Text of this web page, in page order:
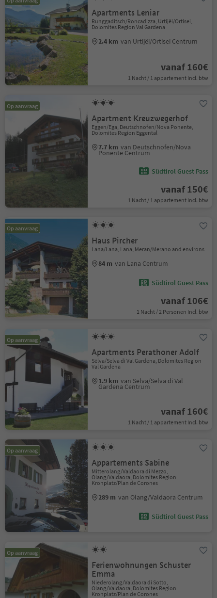
Apartments Leniar
Runggaditsch/Roncadizza, Urtijëi/Ortisei,
Dolomites Region Val Gardena
2.4 km van Urtijëi/Ortisei Centrum
vanaf 160€
1 Nacht / 1 appartement Incl. btw
Op aanvraag
Apartment Kreuzwegerhof
Eggen/Ega, Deutschnofen/Nova Ponente,
Dolomites Region Eggental
7.7 km van Deutschnofen/Nova
Ponente Centrum
Südtirol Guest Pass
vanaf 150€
1 Nacht / 1 appartement Incl. btw
Op aanvraag
Haus Pircher
Lana/Lana, Lana, Meran/Merano and environs
84 m van Lana Centrum
Südtirol Guest Pass
vanaf 106€
1 Nacht / 2 Personen Incl. btw
Op aanvraag
Apartments Perathoner Adolf
Sëlva/Selva di Val Gardena, Dolomites Region
Val Gardena
1.9 km van Sëlva/Selva di Val
Gardena Centrum
vanaf 160€
1 Nacht / 1 appartement Incl. btw
Op aanvraag
Appartements Sabine
Mitterolang/Valdaora di Mezzo,
Olang/Valdaora, Dolomites Region
Kronplatz/Plan de Corones
289 m van Olang/Valdaora Centrum
Südtirol Guest Pass
Op aanvraag
Ferienwohnungen Schuster
Emma
Niederolang/Valdaora di Sotto,
Olang/Valdaora, Dolomites Region
Kronplatz/Plan de Corones